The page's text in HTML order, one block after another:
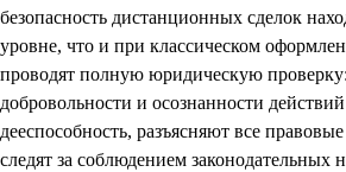
безопасность дистанционных сделок
уровне, что и при классическом
проводят полную юридическую
добровольности и осознанности
дееспособность, разъясняют все
следят за соблюдением законодательных